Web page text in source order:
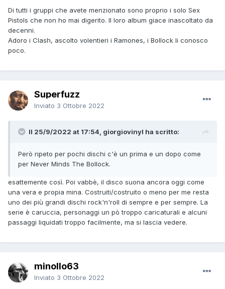
Di tutti i gruppi che avete menzionato sono proprio i solo Sex
Pistols che non ho mai digerito. Il loro album giace inascoltato da
decenni.
Adoro i Clash, ascolto volentieri i Ramones, i Bollock li conosco
poco.
Superfuzz
Inviato 3 Ottobre 2022
Il 25/9/2022 at 17:54, giorgiovinyl ha scritto:
Però ripeto per pochi dischi c'è un prima e un dopo come
per Never Minds The Bollock.
esattemente così. Poi vabbè, il disco suona ancora oggi come
una vera e propia mina. Costruiti/costruito o meno per me resta
uno dei più grandi dischi rock'n'roll di sempre e per sempre. La
serie è caruccia, personaggi un pò troppo caricaturali e alcuni
passaggi liquidati troppo facilmente, ma si lascia vedere.
minollo63
Inviato 3 Ottobre 2022